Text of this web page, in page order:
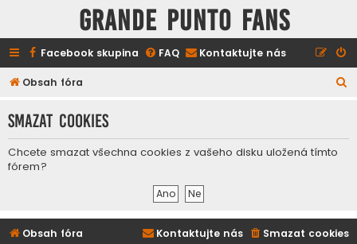
GRANDE PUNTO FANS
Facebook skupina FAQ Kontaktujte nás
Obsah fóra
d
Smazat cookies
Chcete smazat všechna cookies z vašeho disku uložená tímto
fórem?
Obsah fóra Smazat cookies
Kontaktujte nás